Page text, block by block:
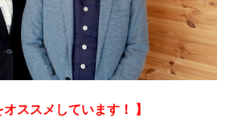
ススメしています！ 】